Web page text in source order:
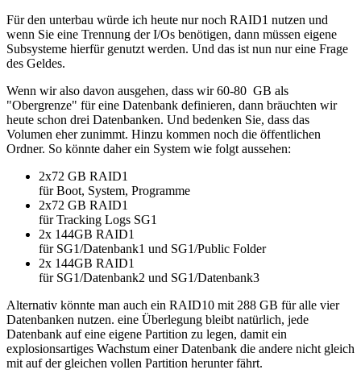
Für den unterbau würde ich heute nur noch RAID1 nutzen und
wenn Sie eine Trennung der I/Os benötigen, dann müssen eigene
Subsysteme hierfür genutzt werden. Und das ist nun nur eine Frage
des Geldes.
Wenn wir also davon ausgehen, dass wir 60-80 GB als
"Obergrenze" für eine Datenbank definieren, dann bräuchten wir
heute schon drei Datenbanken. Und bedenken Sie, dass das
Volumen eher zunimmt. Hinzu kommen noch die öffentlichen
Ordner. So könnte daher ein System wie folgt aussehen:
2x72 GB RAID1
für Boot, System, Programme
2x72 GB RAID1
für Tracking Logs SG1
2x 144GB RAID1
für SG1/Datenbank1 und SG1/Public Folder
2x 144GB RAID1
für SG1/Datenbank2 und SG1/Datenbank3
Alternativ könnte man auch ein RAID10 mit 288 GB für alle vier
Datenbanken nutzen. eine Überlegung bleibt natürlich, jede
Datenbank auf eine eigene Partition zu legen, damit ein
explosionsartiges Wachstum einer Datenbank die andere nicht gleich
mit auf der gleichen vollen Partition herunter fährt.